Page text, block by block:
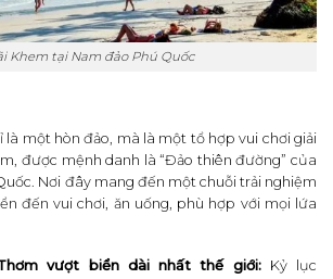
Khem tại Nam đảo Phú Quốc
là một hòn đảo, mà là một tổ hợp vui chơi giải
được mệnh danh là “Đảo thiên đường” của
Nơi đây mang đến một chuỗi trải nghiệm
đến vui chơi, ăn uống, phù hợp với mọi lứa
vượt biển dài nhất thế giới:Kỷ lục